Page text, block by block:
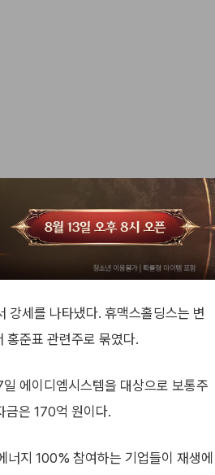
강세를 나타냈다. 휴맥스홀딩스는 변
홍준표 관련주로 묶였다.
에이디엠시스템을 대상으로 보통주
금은 170억 원이다.
지 100% 참여하는 기업들이 재생에